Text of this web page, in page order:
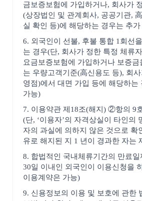
금보증보험에 가입하거나, 회사가
(상장법인 및 관계회사, 공공기관,
실 확인 등)에 해당하는 경우는 추
6. 외국인이 선불, 후불 통합 1회선
는 경우(단, 회사가 정한 특정 체류
요금보증보험에 가입하거나 보증금
는 우량고객기준(高신용도 등), 회
영점)에서 대면 가입 등에 해당하는
가능)
7. 이용약관 제18조(해지) ②항의 9
(단, ‘이용자’의 자격상실이 타인의
자의 과실에 의하지 않은 것으로 확
유로 해지된 지 1 년이 경과한 자는
8. 합법적인 국내체류기간의 만료일
30일 이내인 외국인이 이용신청을
이용계약은 가능)
9. 신용정보의 이용 및 보호에 관한